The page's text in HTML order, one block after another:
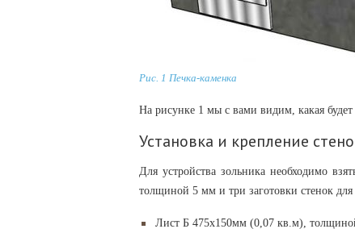
Рис. 1 Печка-каменка
На рисунке 1 мы с вами видим, какая будет
Установка и крепление
Для устройства зольника необходимо
толщиной 5 мм и три заготовки стенок для
Лист Б 475х150мм (0,07 кв.м),